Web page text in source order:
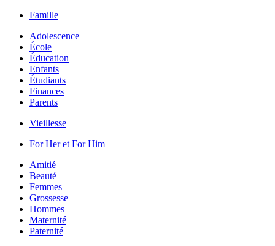
Famille
Adolescence
École
Éducation
Enfants
Étudiants
Finances
Parents
Vieillesse
For Her et For Him
Amitié
Beauté
Femmes
Grossesse
Hommes
Maternité
Paternité